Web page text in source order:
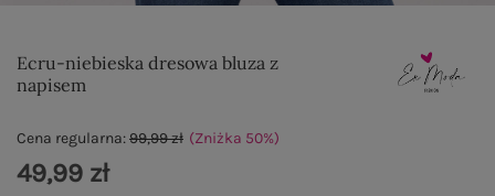
Ecru-niebieska dresowa bluza z
napisem
Cena regularna:99,99 zł (Zniżka 50%)
49,99 zł